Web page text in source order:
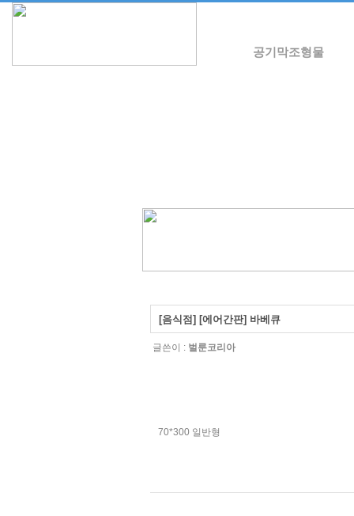
[음식점] [에어간판] 바베큐
글쓴이 : 벌룬코리아
70*300 일반형
공기막조형물